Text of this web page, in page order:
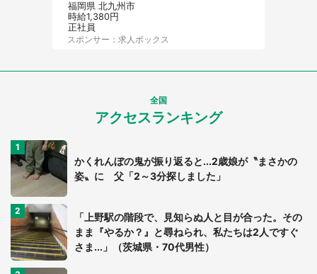
福岡県 北九州市
時給1,380円
正社員
スポンサー：求人ボックス
全国
アクセスランキング
かくれんぼの鬼が振り返ると...2歳娘が〝まさかの
姿〟に 父「2～3分探しました」
「上野駅の階段で、見知らぬ人と目が合った。その
まま『やるか？』と尋ねられ、私たちは2人ですぐ
さま...」（茨城県・70代男性）